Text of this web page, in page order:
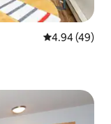
レビュー49
4.94 (49)